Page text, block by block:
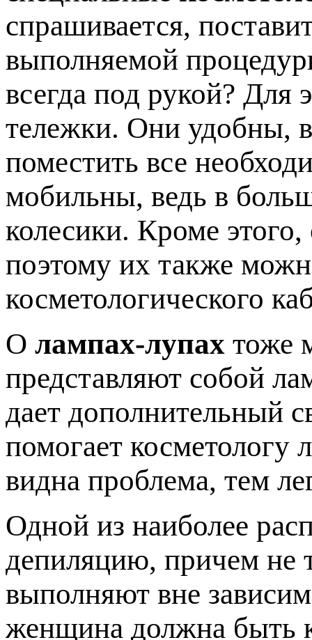
спрашивается,
выполняемой
всегда под рукой? Для
тележки. Они удобны,
поместить все
мобильны, ведь в
колесики. Кроме
поэтому их также
косметологического
О лампах-лупах тоже
представляют собой
дает дополнительный
помогает косметологу
видна проблема, тем
Одной из наиболее
депиляцию, причем не
выполняют вне
женщина должна быть